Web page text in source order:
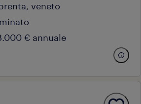
veneto
€ annuale